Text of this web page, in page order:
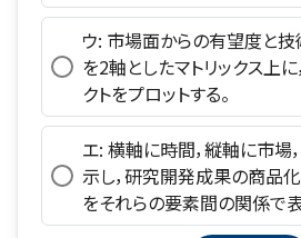
ウ: 市場面からの有望度と
を2軸としたマトリックス上
クトをプロットする。
エ: 横軸に時間，縦軸に市場
示し，研究開発成果の商品
をそれらの要素間の関係で表